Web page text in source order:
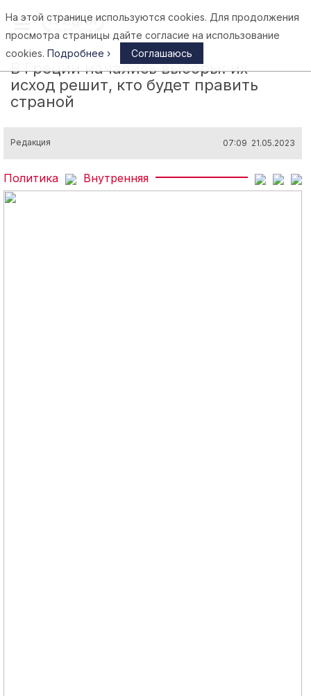
Афины
В Греции начались выборы: их
исход решит, кто будет править
страной
Редакция 07:09 21.05.2023
Политика Внутренняя
На этой странице используются cookies. Для продолжения
просмотра страницы дайте согласие на использование
cookies. Подробнее › Соглашаюсь